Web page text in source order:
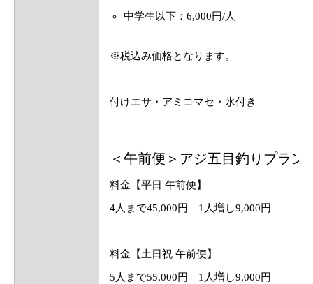
中学生以下：6,000円/人
※税込み価格となります。
付けエサ・アミコマセ・氷付き
＜午前便＞アジ五目釣りプラン
料金【平日 午前便】
4人まで45,000円 1人増し9,000円
料金【土日祝 午前便】
5人まで55,000円 1人増し9,000円